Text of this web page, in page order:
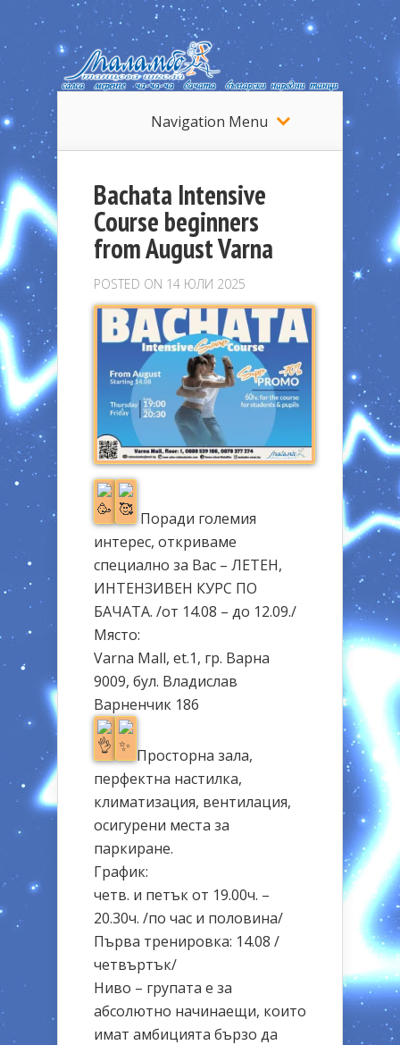
Navigation Menu
Bachata Intensive
Course beginners
from August Varna
POSTED ON 14 ЮЛИ 2025
Поради големия
интерес, откриваме
специално за Вас – ЛЕТЕН,
ИНТЕНЗИВЕН КУРС ПО
БАЧАТА. /от 14.08 – до 12.09./
Място:
Varna Mall, et.1, гр. Варна
9009, бул. Владислав
Варненчик 186
Просторна зала,
перфектна настилка,
климатизация, вентилация,
осигурени места за
паркиране.
График:
четв. и петък от 19.00ч. –
20.30ч. /по час и половина/
Първа тренировка: 14.08 /
четвъртък/
Ниво – групата е за
абсолютно начинаещи, които
имат амбицията бързо да